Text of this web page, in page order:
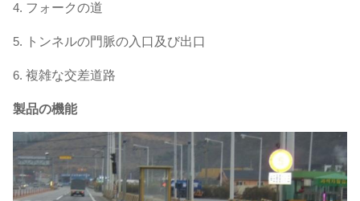
4. フォークの道
5. トンネルの門脈の入口及び出口
6. 複雑な交差道路
製品の機能